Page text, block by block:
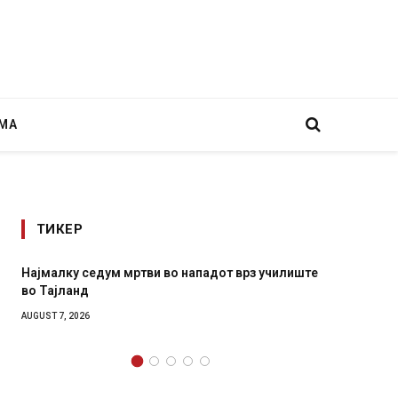
ТИКЕР
мртви во нападот врз училиште
СОЗИС: Украинците